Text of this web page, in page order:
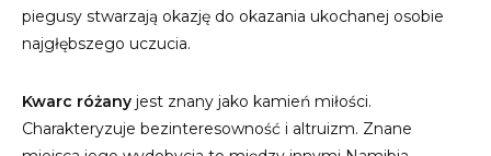
piegusy stwarzają okazję do okazania ukochanej osobie
najgłębszego uczucia.
Kwarc różany jest znany jako kamień miłości.
Charakteryzuje bezinteresowność i altruizm. Znane